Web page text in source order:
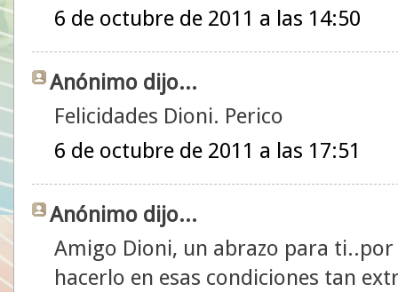
6 de octubre de 2011 a las 14:50
Anónimo dijo...
Felicidades Dioni. Perico
6 de octubre de 2011 a las 17:51
Anónimo dijo...
Amigo Dioni, un abrazo para
hacerlo en esas condiciones tan